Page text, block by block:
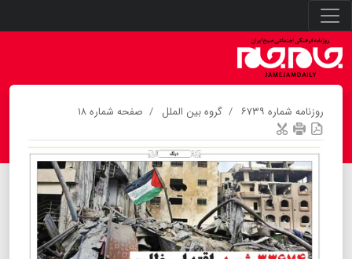
روزنامه شماره ۶۷۳۹ گروه بین الملل صفحه شماره ۱۸